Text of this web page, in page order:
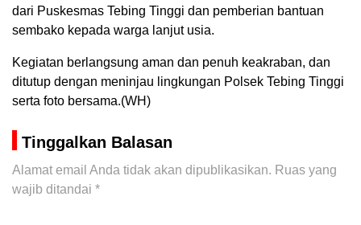
dari Puskesmas Tebing Tinggi dan pemberian bantuan
sembako kepada warga lanjut usia.
Kegiatan berlangsung aman dan penuh keakraban, dan
ditutup dengan meninjau lingkungan Polsek Tebing Tinggi
serta foto bersama.(WH)
Tinggalkan Balasan
Alamat email Anda tidak akan dipublikasikan. Ruas yang
wajib ditandai *